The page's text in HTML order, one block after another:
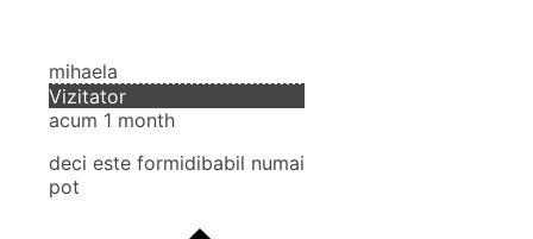
mihaela
Vizitator
acum 1 month
deci este formidibabil numai
pot